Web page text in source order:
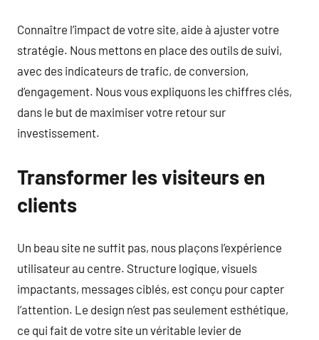
Connaître l’impact de votre site, aide à ajuster votre
stratégie. Nous mettons en place des outils de suivi,
avec des indicateurs de trafic, de conversion,
d’engagement. Nous vous expliquons les chiffres clés,
dans le but de maximiser votre retour sur
investissement.
Transformer les visiteurs en
clients
Un beau site ne suffit pas, nous plaçons l’expérience
utilisateur au centre. Structure logique, visuels
impactants, messages ciblés, est conçu pour capter
l’attention. Le design n’est pas seulement esthétique,
ce qui fait de votre site un véritable levier de